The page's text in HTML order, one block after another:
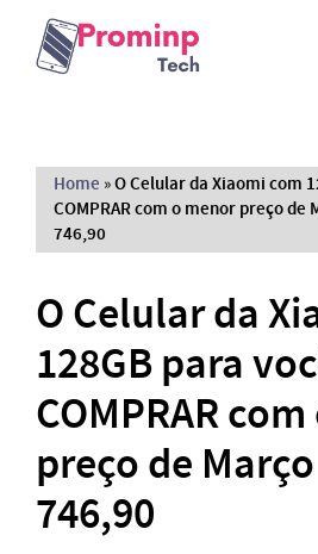
Home »O Celular da Xiaomi com
COMPRAR com o menor preço de
746,90
O Celular da
128GB para
COMPRAR
preço de
746,90